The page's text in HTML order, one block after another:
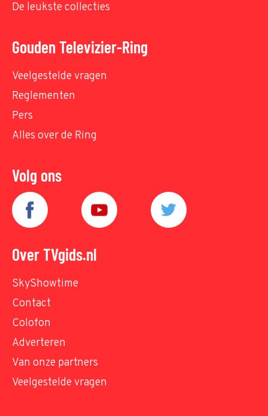
De leukste collecties
Gouden Televizier-Ring
Veelgestelde vragen
Reglementen
Pers
Alles over de Ring
Volg ons
Over TVgids.nl
SkyShowtime
Contact
Colofon
Adverteren
Van onze partners
Veelgestelde vragen